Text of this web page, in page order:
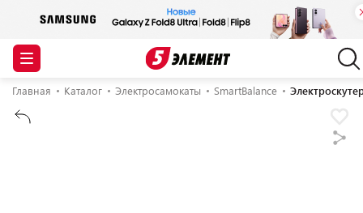
Главная Каталог Электросамокаты SmartBalance